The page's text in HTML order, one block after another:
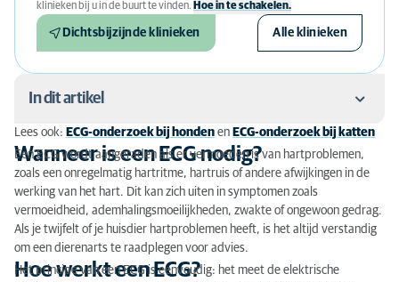
klinieken bij u in de buurt te vinden. Hoe in te schakelen.
Dichtsbijzijnde klinieken Alle klinieken
In dit artikel
Wanneer is een ECG nodig?
Hoe werkt een ECG?
Behandeling en vervolgonderzoek
Wat zijn de kosten van een ECG?
Lees ook: ECG-onderzoek bij honden en ECG-onderzoek bij katten
Wanneer is een ECG nodig?
Een ECG wordt aangeraden als er vermoeden is van hartproblemen,
zoals een onregelmatig hartritme, hartruis of andere afwijkingen in de
werking van het hart. Dit kan zich uiten in symptomen zoals
vermoeidheid, ademhalingsmoeilijkheden, zwakte of ongewoon gedrag.
Als je twijfelt of je huisdier hartproblemen heeft, is het altijd verstandig
om een dierenarts te raadplegen voor advies.
Hoe werkt een ECG?
Het principe van een ECG is eenvoudig: het meet de elektrische